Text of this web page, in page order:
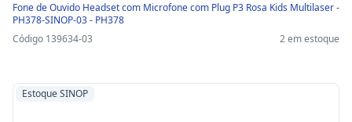
Fone de Ouvido Headset com Microfone com Plug P3 Rosa Kids Multilaser -
PH378-SINOP-03 - PH378
Código 139634-03
2 em estoque
Estoque SINOP